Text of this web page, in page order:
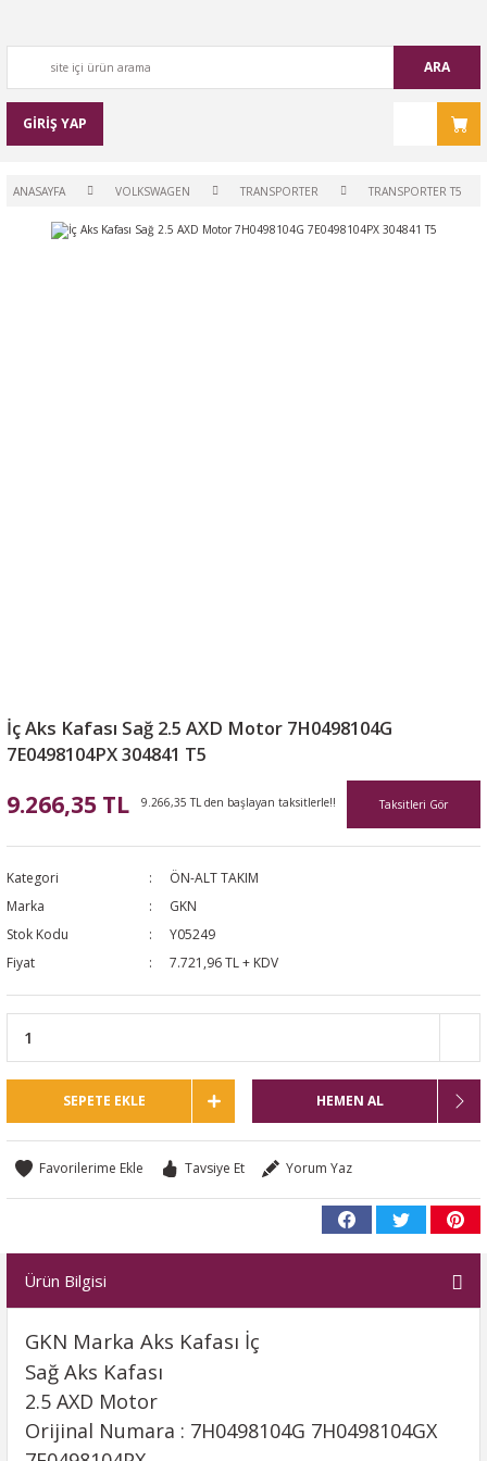
ARA
GİRİŞ YAP
ANASAYFA VOLKSWAGEN TRANSPORTER TRANSPORTER T5
İç Aks Kafası Sağ 2.5 AXD Motor 7H0498104G
7E0498104PX 304841 T5
9.266,35 TL 9.266,35 TL den başlayan taksitlerle!! Taksitleri Gör
Kategori
ÖN-ALT TAKIM
Marka
GKN
Stok Kodu
Y05249
Fiyat
7.721,96 TL + KDV
SEPETE EKLE HEMEN AL
Tavsiye Et Yorum Yaz
Ürün Bilgisi
GKN Marka Aks Kafası İç
Sağ Aks Kafası
2.5 AXD Motor
Orijinal Numara : 7H0498104G 7H0498104GX